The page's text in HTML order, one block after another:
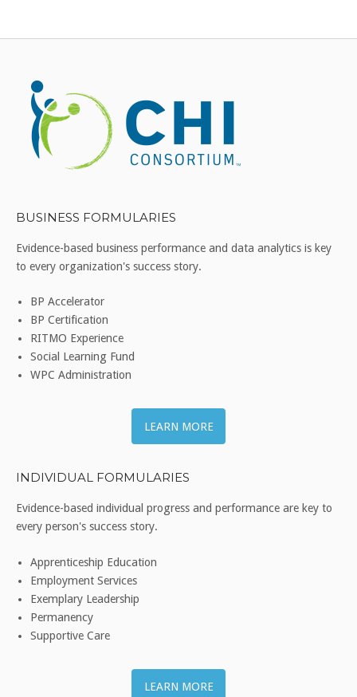
BUSINESS FORMULARIES
Evidence-based business performance and data analytics is key
to every organization's success story.
BP Accelerator
BP Certification
RITMO Experience
Social Learning Fund
WPC Administration
LEARN MORE
INDIVIDUAL FORMULARIES
Evidence-based individual progress and performance are key to
every person's success story.
Apprenticeship Education
Employment Services
Exemplary Leadership
Permanency
Supportive Care
LEARN MORE